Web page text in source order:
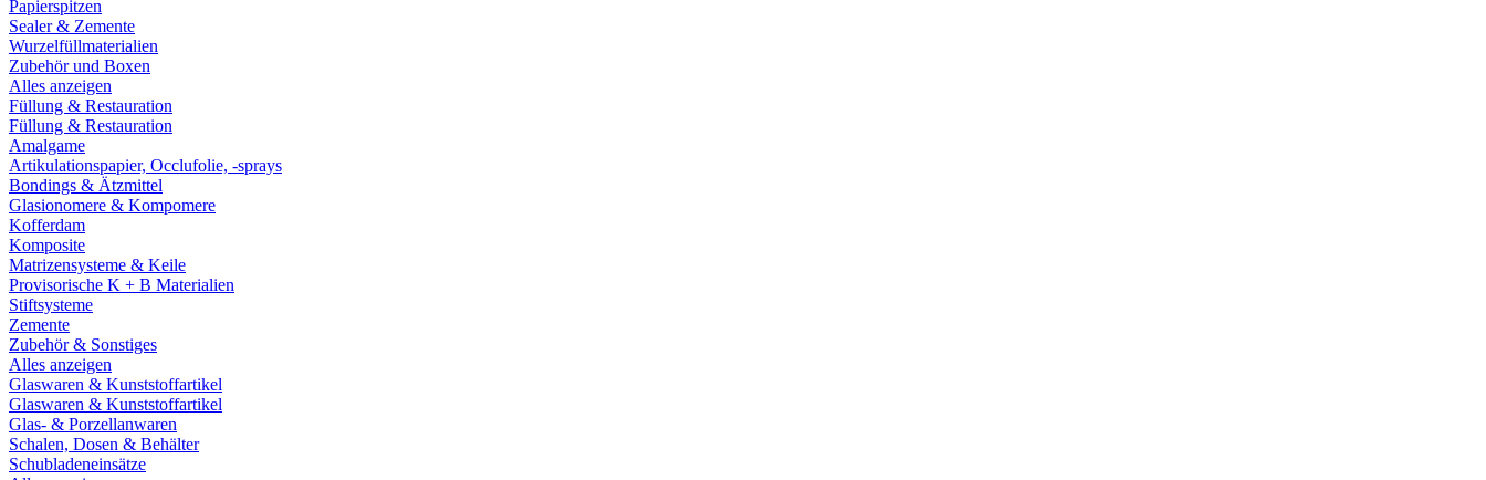
Papierspitzen
Sealer & Zemente
Wurzelfüllmaterialien
Zubehör und Boxen
Alles anzeigen
Füllung & Restauration
Füllung & Restauration
Amalgame
Artikulationspapier, Occlufolie, -sprays
Bondings & Ätzmittel
Glasionomere & Kompomere
Kofferdam
Komposite
Matrizensysteme & Keile
Provisorische K + B Materialien
Stiftsysteme
Zemente
Zubehör & Sonstiges
Alles anzeigen
Glaswaren & Kunststoffartikel
Glaswaren & Kunststoffartikel
Glas- & Porzellanwaren
Schalen, Dosen & Behälter
Schubladeneinsätze